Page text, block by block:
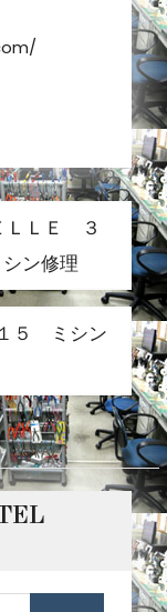
ＬＬＥ ３
ン修理
５ ミシン